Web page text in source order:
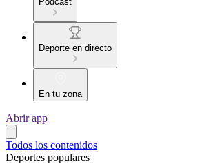
Deporte en directo
En tu zona
Abrir app
Todos los contenidos
Deportes populares